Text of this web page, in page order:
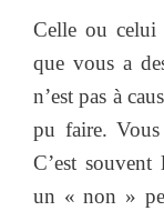
Celle ou celui
que vous a
n’est pas à
pu faire. Vous
C’est
un « non »